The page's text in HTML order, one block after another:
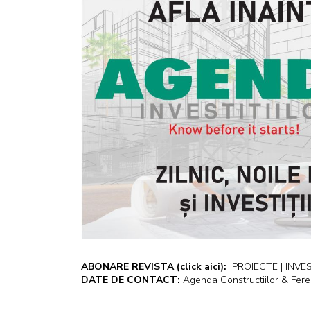
ABONARE REVISTA (click aici): PROIECTE |
DATE DE CONTACT: Agenda Constructiilor &